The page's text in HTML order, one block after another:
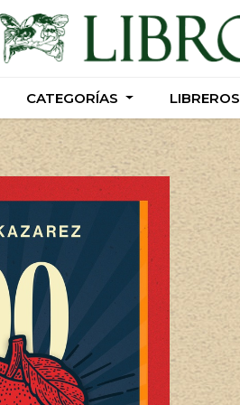
CATEGORÍAS LIBREROS
CATEGORÍAS LIBREROS